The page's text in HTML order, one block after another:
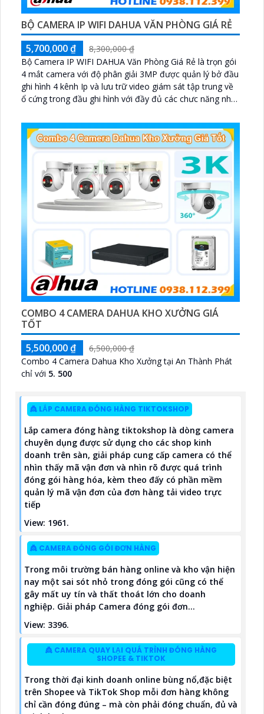
BỘ CAMERA IP WIFI DAHUA VĂN PHÒNG GIÁ RẺ
5,700,000 ₫
8,300,000 ₫
Bộ Camera IP WIFI DAHUA Văn Phòng Giá Rẻ là trọn gói
4 mắt camera với độ phân giải 3MP được quản lý bở đầu
ghi hình 4 kênh Ip và lưu trữ video giám sát tập trung về
ổ cứng trong đầu ghi hình với đầy đủ các chưc năng như
và giám sát có màu vào ban đêm
COMBO 4 CAMERA DAHUA KHO XƯỞNG GIÁ
TỐT
5,500,000 ₫
6,500,000 ₫
Combo 4 Camera Dahua Kho Xưởng tại An Thành Phát
chỉ với 5. 500
👸 LẮP CAMERA ĐÓNG HÀNG TIKTOKSHOP
Lắp camera đóng hàng tiktokshop là dòng camera
chuyên dụng được sử dụng cho các shop kinh
doanh trên sàn, giải pháp cung cấp camera có thể
nhìn thấy mã vận đơn và nhìn rõ được quá trình
đóng gói hàng hóa, kèm theo đấy có phần mềm
quản lý mã vận đơn của đơn hàng tải video trực
tiếp
View: 1961.
👸 CAMERA ĐÓNG GÓI ĐƠN HÀNG
Trong môi trường bán hàng online và kho vận hiện
nay một sai sót nhỏ trong đóng gói cũng có thể
gây mất uy tín và thất thoát lớn cho doanh
nghiệp. Giải pháp Camera đóng gói đơn...
View: 3396.
👸 CAMERA QUAY LẠI QUÁ TRÌNH ĐÓNG HÀNG
SHOPEE & TIKTOK
Trong thời đại kinh doanh online bùng nổ,đặc biệt
trên Shopee và TikTok Shop mỗi đơn hàng không
chỉ cần đóng đúng – mà còn phải đóng chuẩn, đủ và